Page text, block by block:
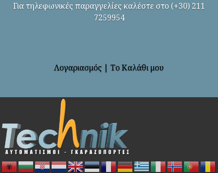
Για τηλεφωνικές παραγγελίες καλέστε στο (+30) 211
7259954
Λογαριασμός | Το Καλάθι μου